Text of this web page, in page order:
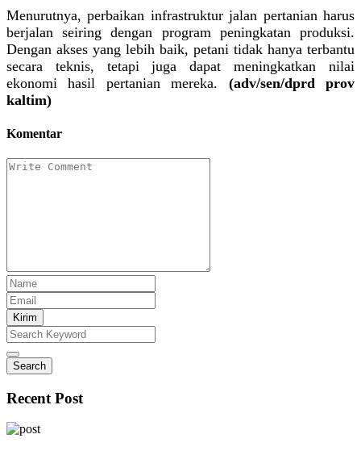
Menurutnya, perbaikan infrastruktur jalan pertanian harus
berjalan seiring dengan program peningkatan produksi.
Dengan akses yang lebih baik, petani tidak hanya terbantu
secara teknis, tetapi juga dapat meningkatkan nilai
ekonomi hasil pertanian mereka. (adv/sen/dprd prov
kaltim)
Komentar
Kirim
Search
Recent Post